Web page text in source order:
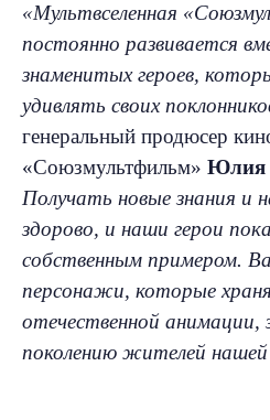
«Мультвселенная
постоянно развивается
знаменитых героев,
удивлять своих
генеральный продюсер
«Союзмультфильм» Юлия
Получать новые знания и
здорово, и наши герои
собственным примером.
персонажи, которые
отечественной анимации,
поколению жителей